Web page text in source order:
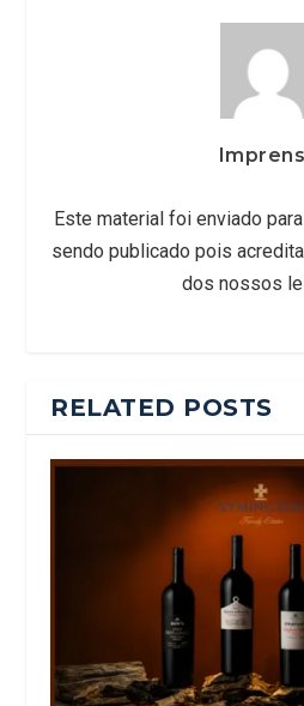
Este material foi enviado
sendo publicado pois
dos nossos
RELATED POSTS